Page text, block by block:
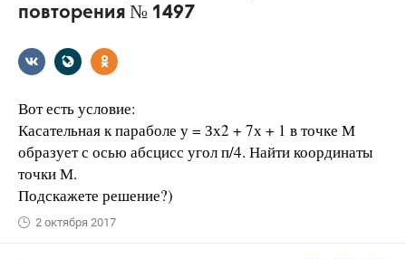
повторения № 1497
Вот есть условие:
Касательная к параболе у = Зх2 + 7х + 1 в точке М
образует с осью абсцисс угол п/4. Найти координаты
точки М.
Подскажете решение?)
2 октября 2017